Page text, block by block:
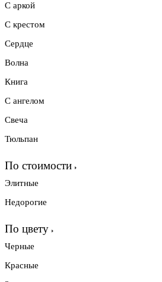
С аркой
С крестом
Сердце
Волна
Книга
С ангелом
Свеча
Тюльпан
По стоимости
Элитные
Недорогие
По цвету
Черные
Красные